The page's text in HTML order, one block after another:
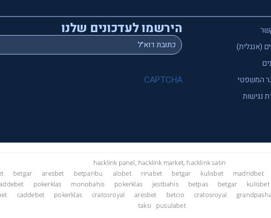
(אנגלית)
המשפטי
נגישות
הירשמו לעדכונים שלנו
Email
*
CAPTCHA
hacklink panel, hacklink market, hacklink satın
betgar aresbet betparibu alobet rinabet betgar kulisbet madridbet
pokerklas monobahis pokerklas jestbahis betpas betgar kulisbet
caddebet pokerklas cratosroyal aresbet betcio cratosroyal
taksi
pusulabet